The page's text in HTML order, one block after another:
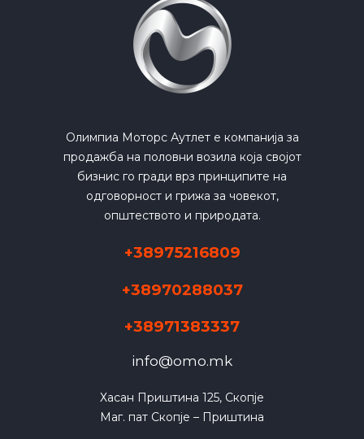
Олимпиа Моторс Аутлет е компанија за
продажба на половни возила која својот
бизнис го гради врз принципите на
одговорност и грижа за човекот,
општеството и природата.
+38975216809
+38970288037
+38971383337
info@omo.mk
Хасан Приштина 125, Скопје
Маг. пат Скопје – Приштина